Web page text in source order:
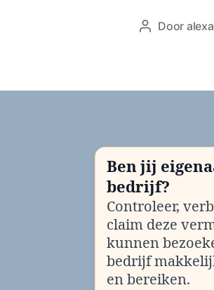
Door
Ben jij
bedrijf?
Controleer,
claim deze
kunnen
bedrijf
en bereiken.